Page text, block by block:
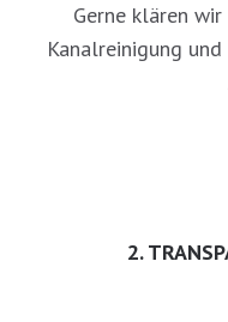
Gerne klären
Kanalreinigung
2.